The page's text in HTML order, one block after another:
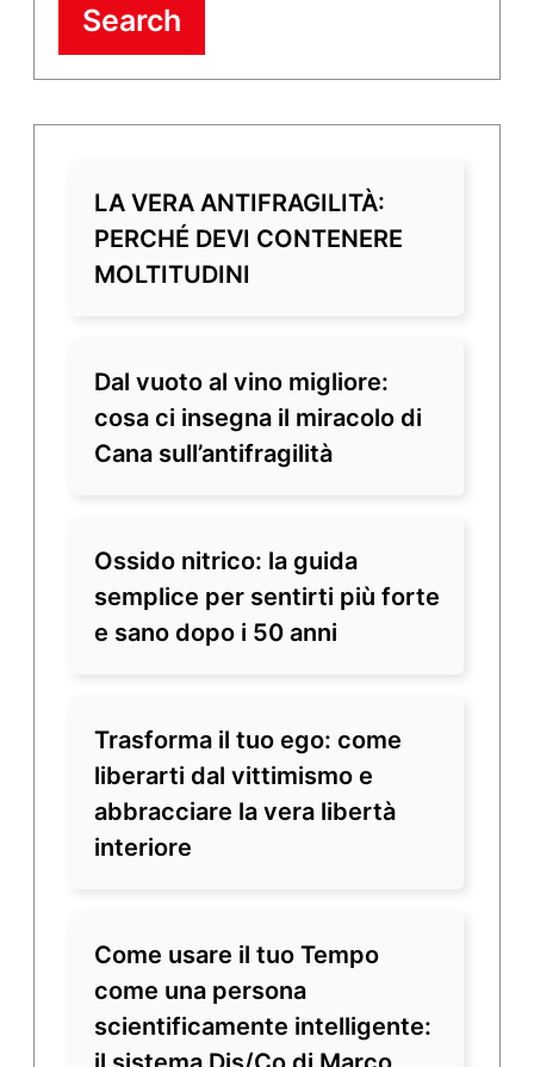
Search
LA VERA ANTIFRAGILITÀ:
PERCHÉ DEVI CONTENERE
MOLTITUDINI
Dal vuoto al vino migliore:
cosa ci insegna il miracolo di
Cana sull’antifragilità
Ossido nitrico: la guida
semplice per sentirti più forte
e sano dopo i 50 anni
Trasforma il tuo ego: come
liberarti dal vittimismo e
abbracciare la vera libertà
interiore
Come usare il tuo Tempo
come una persona
scientificamente intelligente: